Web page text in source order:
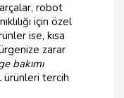
robot
için özel
ise, kısa
zarar
bakımı
ürünleri tercih